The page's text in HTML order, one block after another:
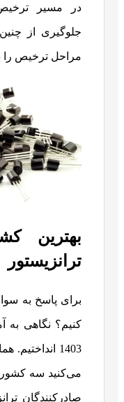
در مسیر
جلوگیری از
مراحل ترخیص را
بهترین
ترانزیستور
برای پاسخ به
کنیم؟ نگاهی به
1403
می‌کنید سه کشور
صادرکنندگان